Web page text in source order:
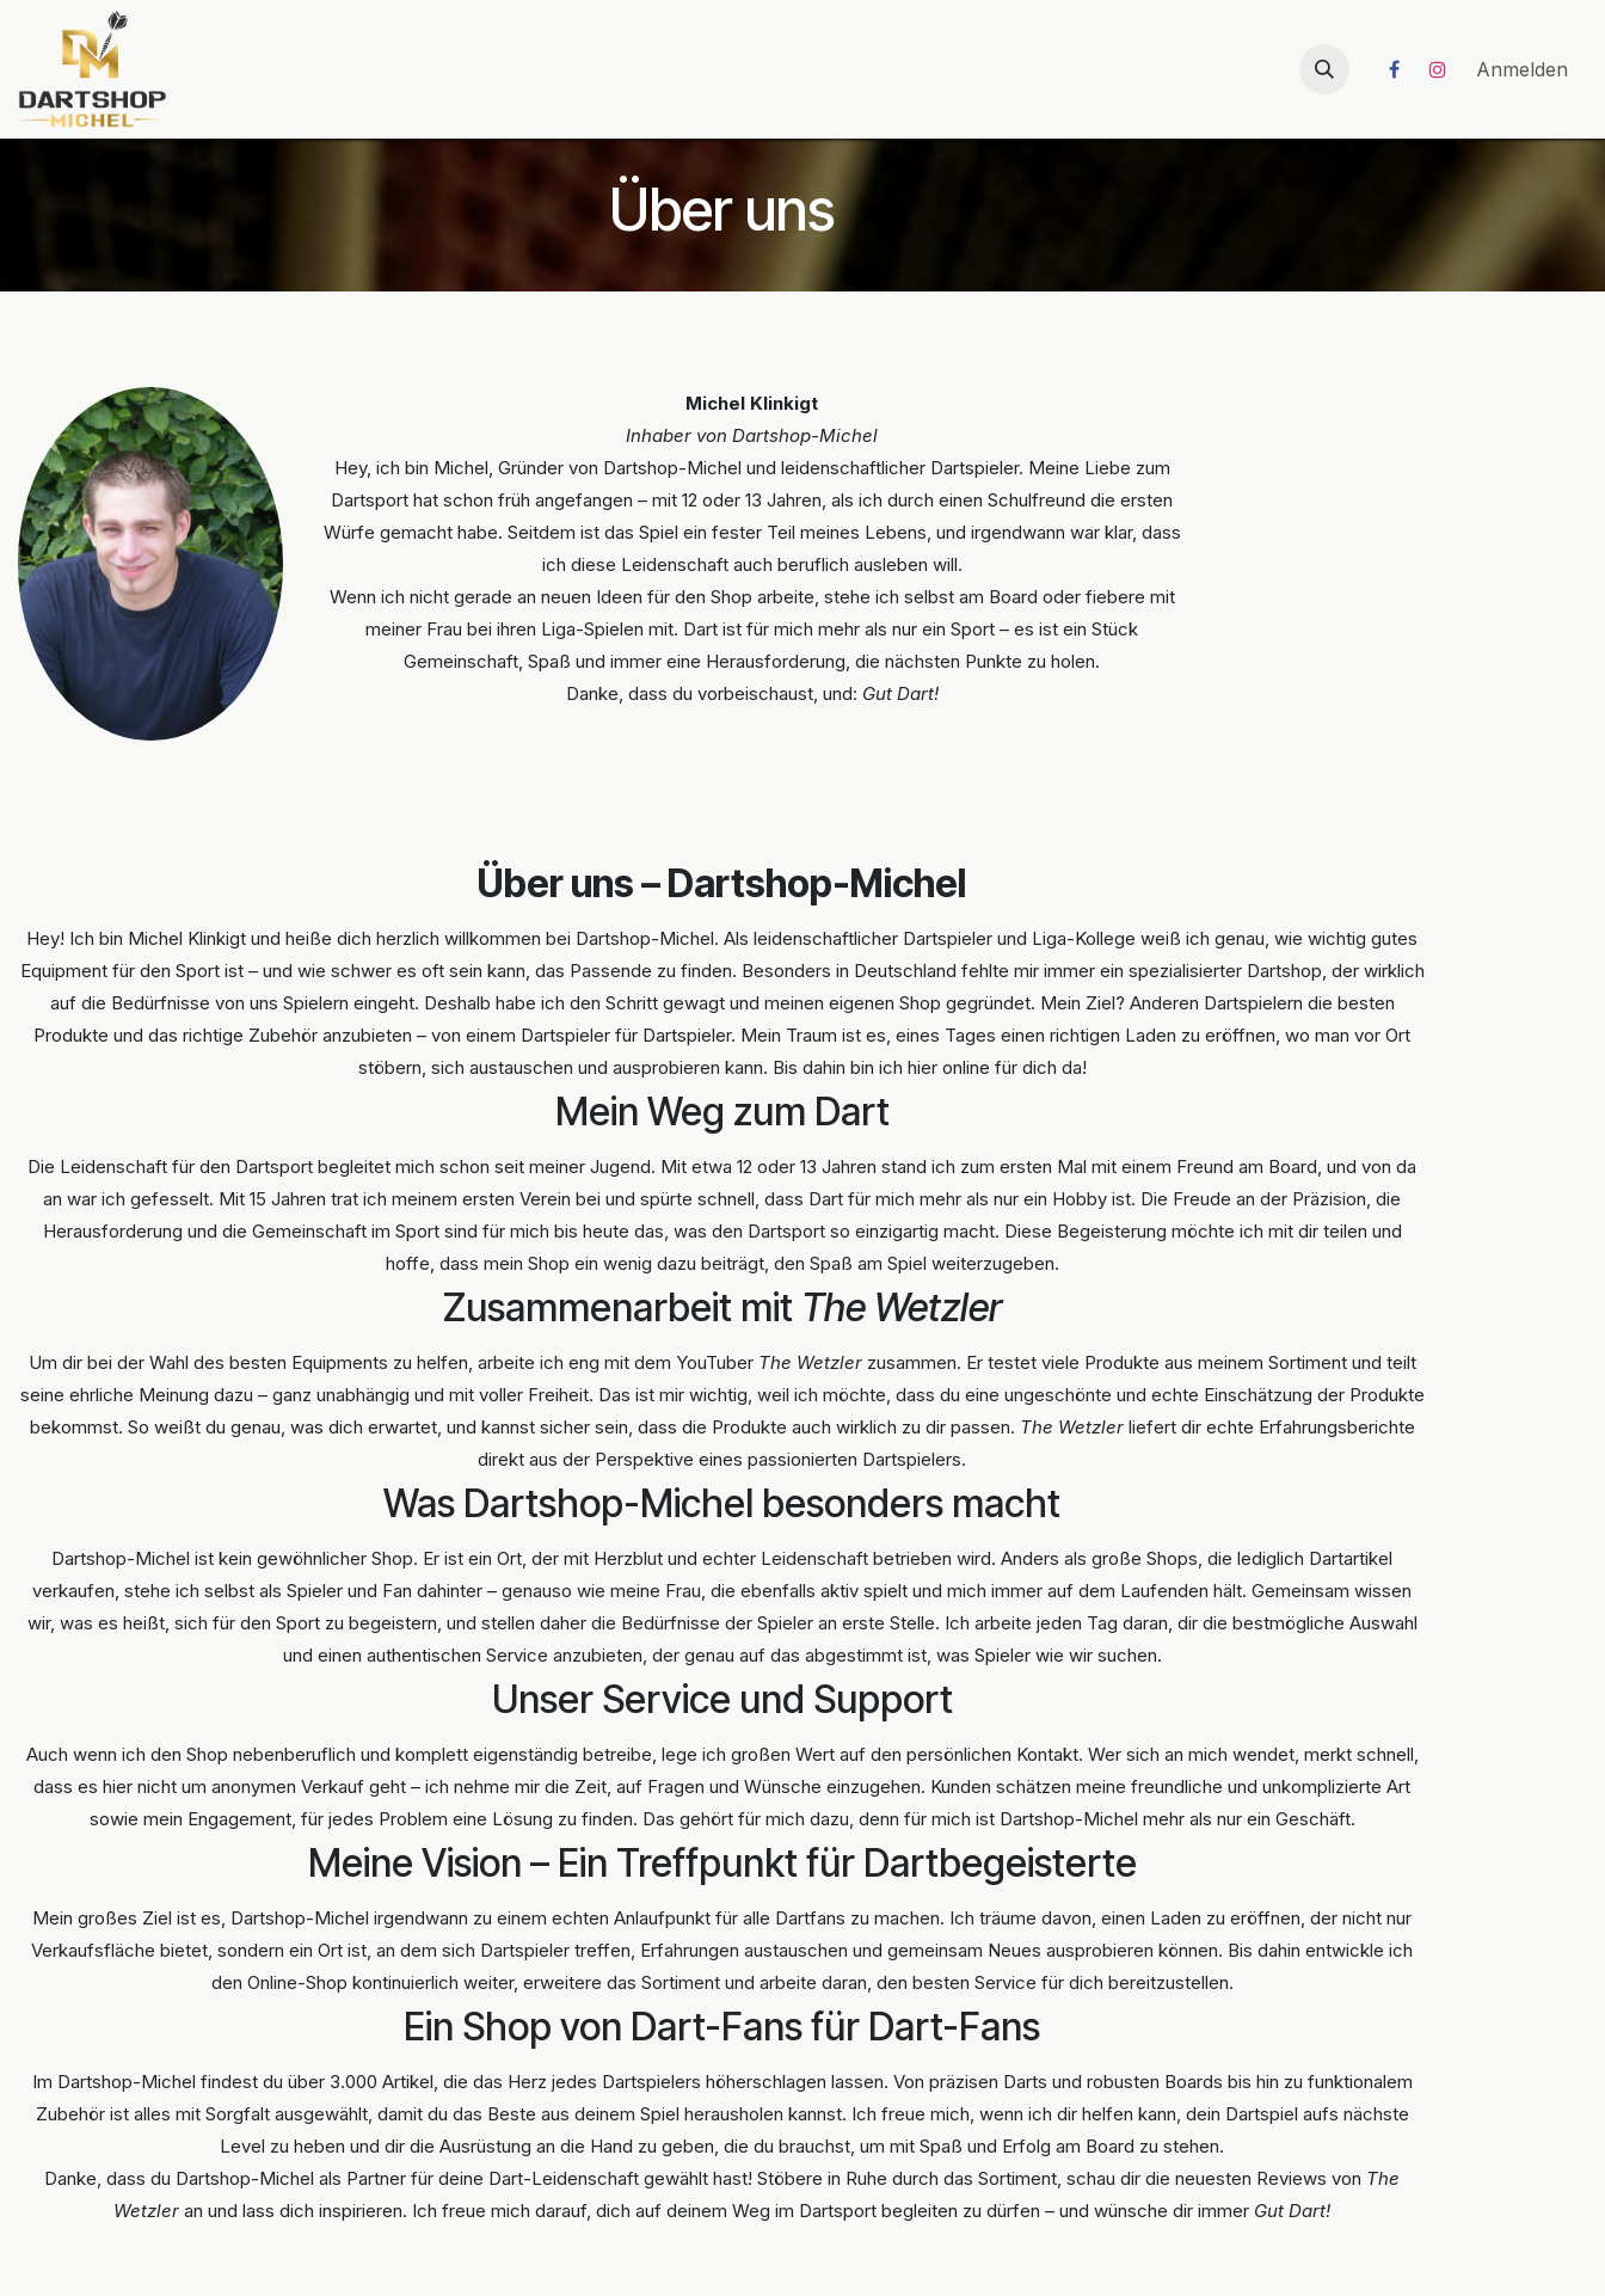
Zum Inhalt springen
UNICORN-Launch 2026 Anmelden
Über uns
Michel Klinkigt
Inhaber von Dartshop-Michel
Hey, ich bin Michel, Gründer von Dartshop-Michel und leidenschaftlicher Dartspieler. Meine Liebe zum
Dartsport hat schon früh angefangen – mit 12 oder 13 Jahren, als ich durch einen Schulfreund die ersten
Würfe gemacht habe. Seitdem ist das Spiel ein fester Teil meines Lebens, und irgendwann war klar, dass
ich diese Leidenschaft auch beruflich ausleben will.
Wenn ich nicht gerade an neuen Ideen für den Shop arbeite, stehe ich selbst am Board oder fiebere mit
meiner Frau bei ihren Liga-Spielen mit. Dart ist für mich mehr als nur ein Sport – es ist ein Stück
Gemeinschaft, Spaß und immer eine Herausforderung, die nächsten Punkte zu holen.
Danke, dass du vorbeischaust, und: Gut Dart!
Über uns – Dartshop-Michel
Hey! Ich bin Michel Klinkigt und heiße dich herzlich willkommen bei Dartshop-Michel. Als leidenschaftlicher Dartspieler und Liga-Kollege weiß ich genau, wie wichtig gutes
Equipment für den Sport ist – und wie schwer es oft sein kann, das Passende zu finden. Besonders in Deutschland fehlte mir immer ein spezialisierter Dartshop, der wirklich
auf die Bedürfnisse von uns Spielern eingeht. Deshalb habe ich den Schritt gewagt und meinen eigenen Shop gegründet. Mein Ziel? Anderen Dartspielern die besten
Produkte und das richtige Zubehör anzubieten – von einem Dartspieler für Dartspieler. Mein Traum ist es, eines Tages einen richtigen Laden zu eröffnen, wo man vor Ort
stöbern, sich austauschen und ausprobieren kann. Bis dahin bin ich hier online für dich da!
Mein Weg zum Dart
Die Leidenschaft für den Dartsport begleitet mich schon seit meiner Jugend. Mit etwa 12 oder 13 Jahren stand ich zum ersten Mal mit einem Freund am Board, und von da
an war ich gefesselt. Mit 15 Jahren trat ich meinem ersten Verein bei und spürte schnell, dass Dart für mich mehr als nur ein Hobby ist. Die Freude an der Präzision, die
Herausforderung und die Gemeinschaft im Sport sind für mich bis heute das, was den Dartsport so einzigartig macht. Diese Begeisterung möchte ich mit dir teilen und
hoffe, dass mein Shop ein wenig dazu beiträgt, den Spaß am Spiel weiterzugeben.
Zusammenarbeit mit The Wetzler
Um dir bei der Wahl des besten Equipments zu helfen, arbeite ich eng mit dem YouTuber The Wetzlerzusammen. Er testet viele Produkte aus meinem Sortiment und teilt
seine ehrliche Meinung dazu – ganz unabhängig und mit voller Freiheit. Das ist mir wichtig, weil ich möchte, dass du eine ungeschönte und echte Einschätzung der Produkte
bekommst. So weißt du genau, was dich erwartet, und kannst sicher sein, dass die Produkte auch wirklich zu dir passen. The Wetzlerliefert dir echte Erfahrungsberichte
direkt aus der Perspektive eines passionierten Dartspielers.
Was Dartshop-Michel besonders macht
Dartshop-Michel ist kein gewöhnlicher Shop. Er ist ein Ort, der mit Herzblut und echter Leidenschaft betrieben wird. Anders als große Shops, die lediglich Dartartikel
verkaufen, stehe ich selbst als Spieler und Fan dahinter – genauso wie meine Frau, die ebenfalls aktiv spielt und mich immer auf dem Laufenden hält. Gemeinsam wissen
wir, was es heißt, sich für den Sport zu begeistern, und stellen daher die Bedürfnisse der Spieler an erste Stelle. Ich arbeite jeden Tag daran, dir die bestmögliche Auswahl
und einen authentischen Service anzubieten, der genau auf das abgestimmt ist, was Spieler wie wir suchen.
Unser Service und Support
Auch wenn ich den Shop nebenberuflich und komplett eigenständig betreibe, lege ich großen Wert auf den persönlichen Kontakt. Wer sich an mich wendet, merkt schnell,
dass es hier nicht um anonymen Verkauf geht – ich nehme mir die Zeit, auf Fragen und Wünsche einzugehen. Kunden schätzen meine freundliche und unkomplizierte Art
sowie mein Engagement, für jedes Problem eine Lösung zu finden. Das gehört für mich dazu, denn für mich ist Dartshop-Michel mehr als nur ein Geschäft.
Meine Vision – Ein Treffpunkt für Dartbegeisterte
Mein großes Ziel ist es, Dartshop-Michel irgendwann zu einem echten Anlaufpunkt für alle Dartfans zu machen. Ich träume davon, einen Laden zu eröffnen, der nicht nur
Verkaufsfläche bietet, sondern ein Ort ist, an dem sich Dartspieler treffen, Erfahrungen austauschen und gemeinsam Neues ausprobieren können. Bis dahin entwickle ich
den Online-Shop kontinuierlich weiter, erweitere das Sortiment und arbeite daran, den besten Service für dich bereitzustellen.
Ein Shop von Dart-Fans für Dart-Fans
Im Dartshop-Michel findest du über 3.000 Artikel, die das Herz jedes Dartspielers höherschlagen lassen. Von präzisen Darts und robusten Boards bis hin zu funktionalem
Zubehör ist alles mit Sorgfalt ausgewählt, damit du das Beste aus deinem Spiel herausholen kannst. Ich freue mich, wenn ich dir helfen kann, dein Dartspiel aufs nächste
Level zu heben und dir die Ausrüstung an die Hand zu geben, die du brauchst, um mit Spaß und Erfolg am Board zu stehen.
Danke, dass du Dartshop-Michel als Partner für deine Dart-Leidenschaft gewählt hast! Stöbere in Ruhe durch das Sortiment, schau dir die neuesten Reviews von The
Wetzler an und lass dich inspirieren. Ich freue mich darauf, dich auf deinem Weg im Dartsport begleiten zu dürfen – und wünsche dir immer Gut Dart!